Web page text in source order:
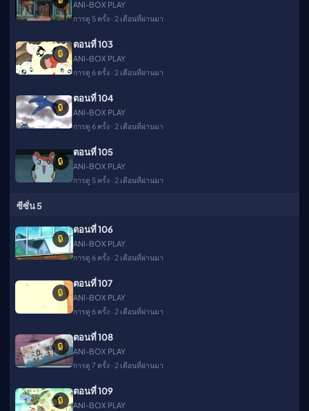
ANI-BOX PLAY
การดู 5 ครั้ง · 2 เดือนที่ผ่านมา
🔒
ตอนที่ 103
ANI-BOX PLAY
การดู 6 ครั้ง · 2 เดือนที่ผ่านมา
🔒
ตอนที่ 104
ANI-BOX PLAY
การดู 6 ครั้ง · 2 เดือนที่ผ่านมา
🔒
ตอนที่ 105
ANI-BOX PLAY
การดู 5 ครั้ง · 2 เดือนที่ผ่านมา
ซีซั่น 5
🔒
ตอนที่ 106
ANI-BOX PLAY
การดู 6 ครั้ง · 2 เดือนที่ผ่านมา
🔒
ตอนที่ 107
ANI-BOX PLAY
การดู 6 ครั้ง · 2 เดือนที่ผ่านมา
🔒
ตอนที่ 108
ANI-BOX PLAY
การดู 7 ครั้ง · 2 เดือนที่ผ่านมา
🔒
ตอนที่ 109
ANI-BOX PLAY